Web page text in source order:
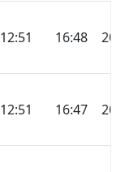
12:51 16:48
12:51 16:47